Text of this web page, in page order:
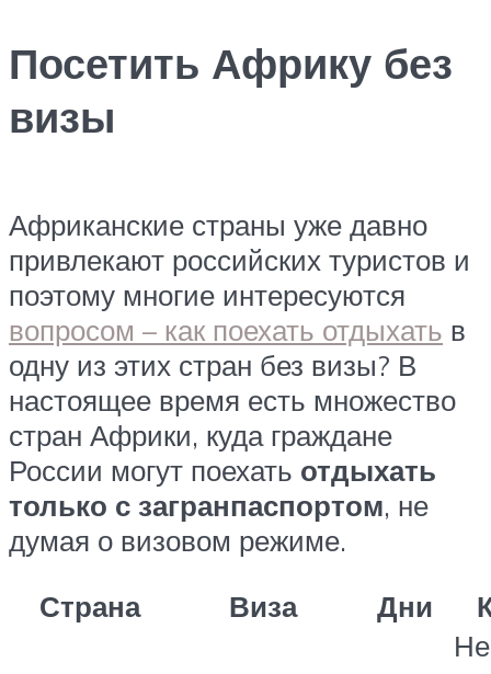
Посетить Африку без
визы
Африканские страны уже давно
привлекают российских туристов и
поэтому многие интересуются
вопросом – как поехать отдыхать в
одну из этих стран без визы? В
настоящее время есть множество
стран Африки, куда граждане
России могут поехать отдыхать
только с загранпаспортом, не
думая о визовом режиме.
Страна
Виза Дни